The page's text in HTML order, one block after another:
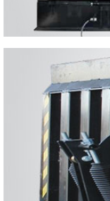
se caractérise par sa